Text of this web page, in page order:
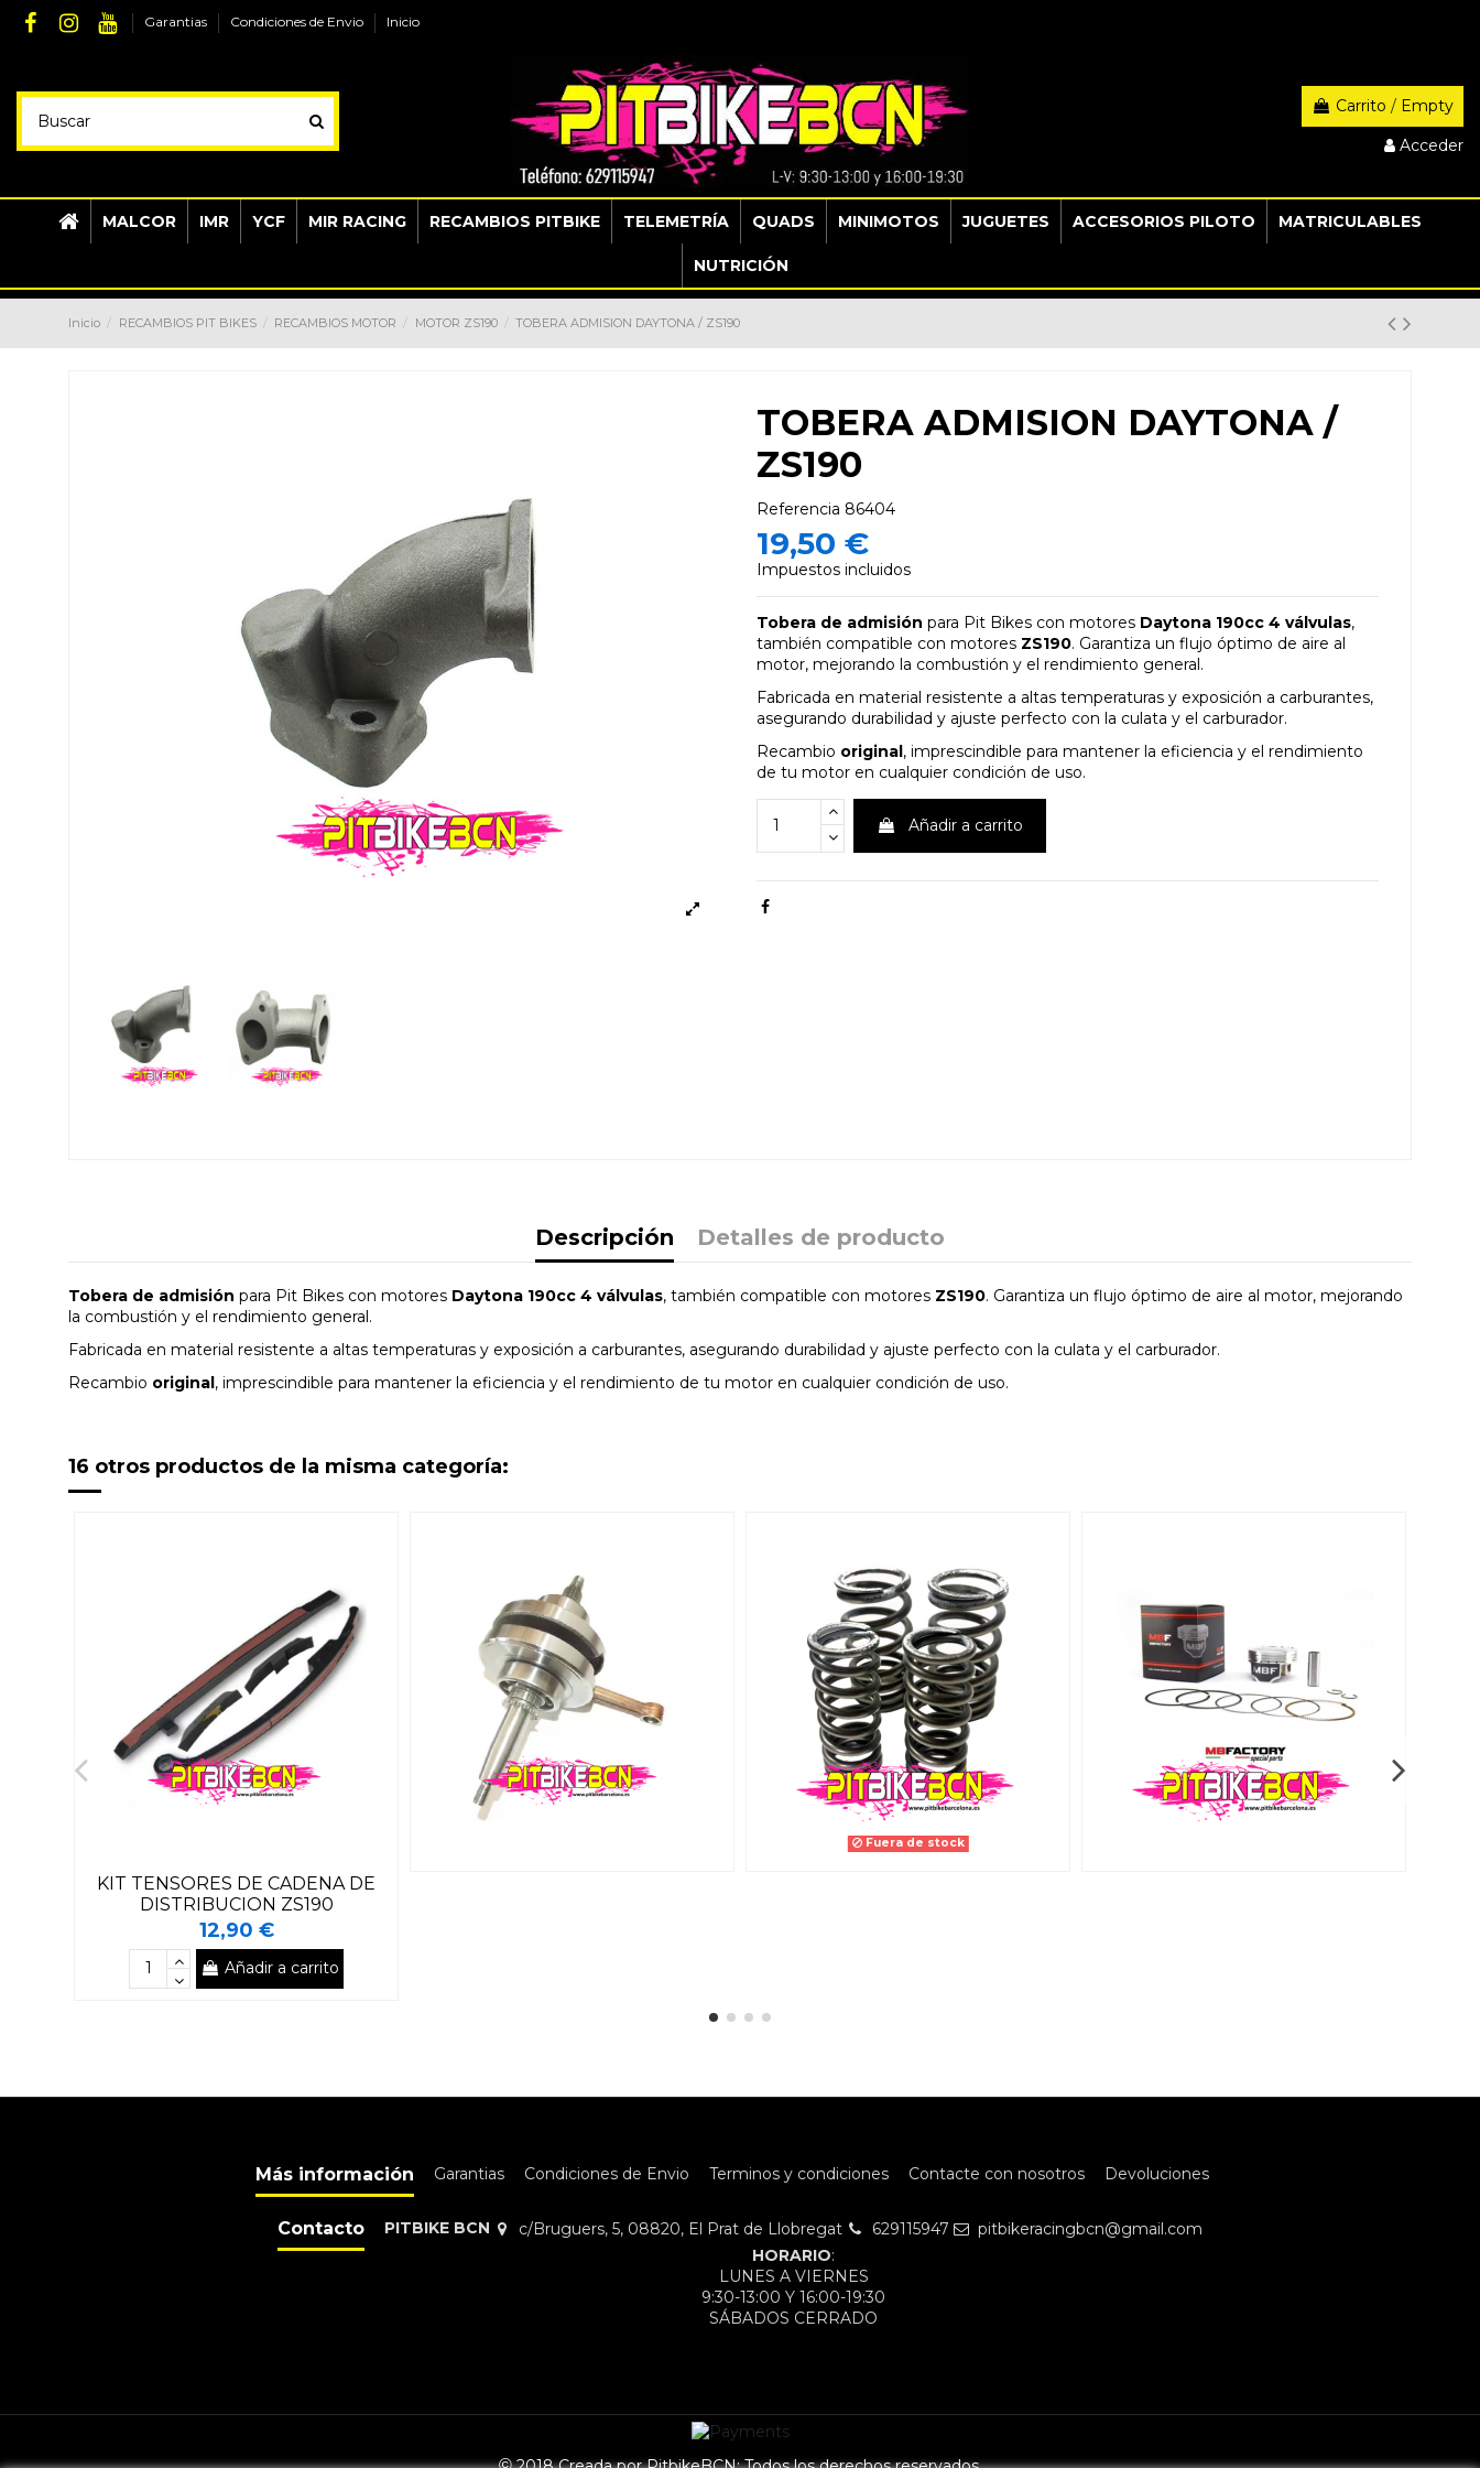
Garantias Condiciones de Envio Inicio
Carrito / Empty
Acceder
MALCOR IMR YCF MIR RACING RECAMBIOS PITBIKE TELEMETRÍA QUADS MINIMOTOS JUGUETES ACCESORIOS PILOTO MATRICULABLES
NUTRICIÓN
Inicio RECAMBIOS PIT BIKES RECAMBIOS MOTOR MOTOR ZS190 TOBERA ADMISION DAYTONA / ZS190
TOBERA ADMISION DAYTONA /
ZS190
Referencia 86404
19,50 €
Impuestos incluidos
Tobera de admisión para Pit Bikes con motores Daytona 190cc 4 válvulas,
también compatible con motores ZS190. Garantiza un flujo óptimo de aire al
motor, mejorando la combustión y el rendimiento general.
Fabricada en material resistente a altas temperaturas y exposición a carburantes,
asegurando durabilidad y ajuste perfecto con la culata y el carburador.
Recambio original, imprescindible para mantener la eficiencia y el rendimiento
de tu motor en cualquier condición de uso.
Añadir a carrito
Descripción Detalles de producto
Tobera de admisión para Pit Bikes con motores Daytona 190cc 4 válvulas, también compatible con motores ZS190. Garantiza un flujo óptimo de aire al motor, mejorando
la combustión y el rendimiento general.
Fabricada en material resistente a altas temperaturas y exposición a carburantes, asegurando durabilidad y ajuste perfecto con la culata y el carburador.
Recambio original, imprescindible para mantener la eficiencia y el rendimiento de tu motor en cualquier condición de uso.
16 otros productos de la misma categoría:
KIT TENSORES DE CADENA DE
DISTRIBUCION ZS190
12,90 €
Añadir a carrito
Fuera de stock
Más información Garantias Condiciones de Envio Terminos y condiciones Contacte con nosotros Devoluciones
Contacto PITBIKE BCN c/Bruguers, 5, 08820, El Prat de Llobregat 629115947
pitbikeracingbcn@gmail.com
HORARIO:
LUNES A VIERNES
9:30-13:00 Y 16:00-19:30
SÁBADOS CERRADO